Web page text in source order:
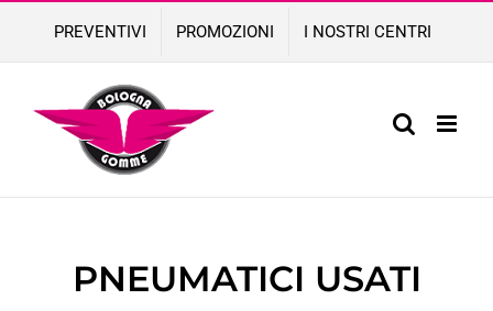
content
PREVENTIVI PROMOZIONI I NOSTRI CENTRI
PNEUMATICI USATI